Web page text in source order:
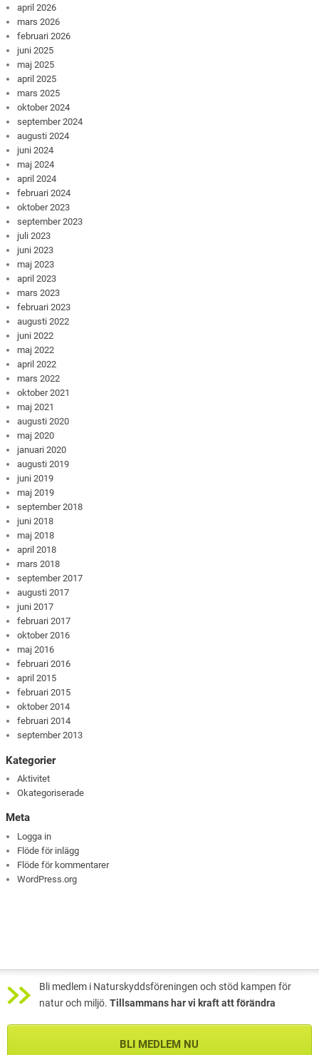
april 2026
mars 2026
februari 2026
juni 2025
maj 2025
april 2025
mars 2025
oktober 2024
september 2024
augusti 2024
juni 2024
maj 2024
april 2024
februari 2024
oktober 2023
september 2023
juli 2023
juni 2023
maj 2023
april 2023
mars 2023
februari 2023
augusti 2022
juni 2022
maj 2022
april 2022
mars 2022
oktober 2021
maj 2021
augusti 2020
maj 2020
januari 2020
augusti 2019
juni 2019
maj 2019
september 2018
juni 2018
maj 2018
april 2018
mars 2018
september 2017
augusti 2017
juni 2017
februari 2017
oktober 2016
maj 2016
februari 2016
april 2015
februari 2015
oktober 2014
februari 2014
september 2013
Kategorier
Aktivitet
Okategoriserade
Meta
Logga in
Flöde för inlägg
Flöde för kommentarer
WordPress.org
Bli medlem i Naturskyddsföreningen och stöd kampen för
natur och miljö. Tillsammans har vi kraft att förändra
BLI MEDLEM NU